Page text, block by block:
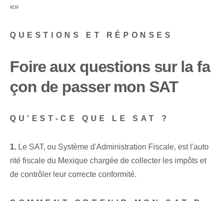
«»
QUESTIONS ET RÉPONSES
Foire aux questions sur la fa
çon de passer mon SAT
QU'EST-CE QUE LE SAT ?
1. Le SAT, ou Système d'Administration Fiscale, est l'auto
rité fiscale du Mexique chargée de collecter les impôts et
de contrôler leur correcte conformité.